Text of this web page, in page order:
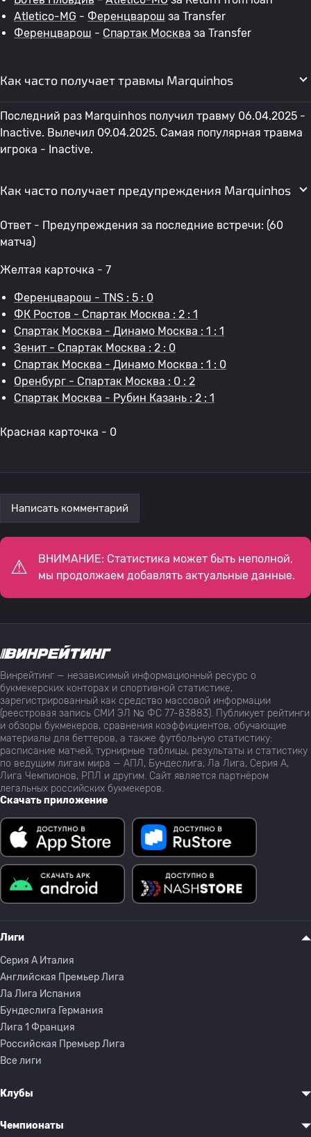
Atletico-MG - Ференцварош за Transfer
Ференцварош - Спартак Москва за Transfer
Как часто получает травмы Marquinhos
Последний раз Marquinhos получил травму 06.04.2025 -
Inactive. Вылечил 09.04.2025. Самая популярная травма
игрока - Inactive.
Как часто получает предупреждения Marquinhos
Ответ - Предупреждения за последние встречи: (60
матча)
Желтая карточка - 7
Ференцварош - TNS : 5 : 0
ФК Ростов - Спартак Москва : 2 : 1
Спартак Москва - Динамо Москва : 1 : 1
Зенит - Спартак Москва : 2 : 0
Спартак Москва - Динамо Москва : 1 : 0
Оренбург - Спартак Москва : 0 : 2
Спартак Москва - Рубин Казань : 2 : 1
Красная карточка - 0
Написать комментарий
ВНИМАНИЕ: Статистика может быть неполной,
мы продолжаем добавлять актуальные данные.
Винрейтинг — независимый информационный ресурс о
букмекерских конторах и спортивной статистике,
зарегистрированный как средство массовой информации
(реестровая запись СМИ ЭЛ № ФС 77-83883). Публикует рейтинги
и обзоры букмекеров, сравнения коэффициентов, обучающие
материалы для беттеров, а также футбольную статистику:
расписание матчей, турнирные таблицы, результаты и статистику
по ведущим лигам мира — АПЛ, Бундеслига, Ла Лига, Серия А,
Лига Чемпионов, РПЛ и другим. Сайт является партнёром
легальных российских букмекеров.
Скачать приложение
Лиги
Серия A Италия
Английская Премьер Лига
Ла Лига Испания
Бундеслига Германия
Лига 1 Франция
Российская Премьер Лига
Все лиги
Клубы
Чемпионаты